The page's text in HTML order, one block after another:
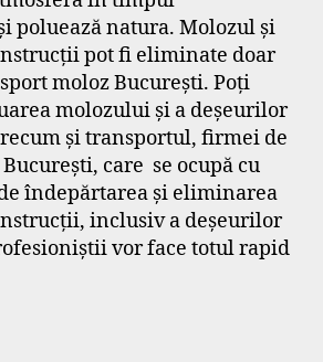
poluează natura. Molozul și
pot fi eliminate doar
moloz București. Poți
molozului și a deșeurilor
și transportul, firmei de
care se ocupă cu
îndepărtarea și eliminarea
inclusiv a deșeurilor
vor face totul rapid